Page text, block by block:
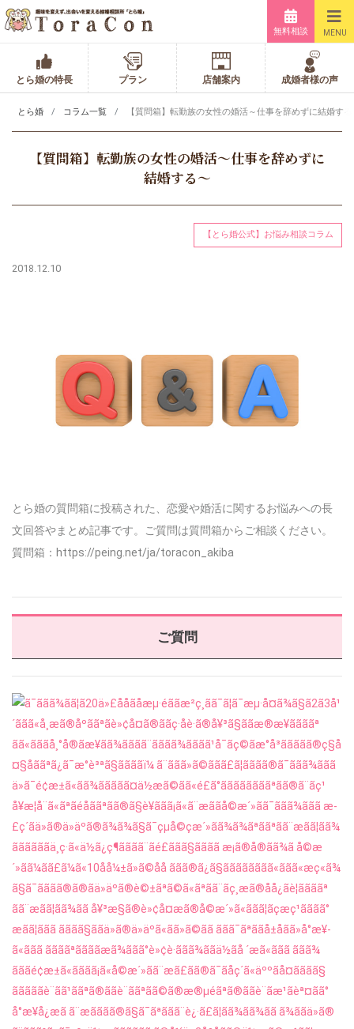
無料相談 MENU
とら婚の特長 プラン 店舗案内 成婚者様の声
とら婚 コラム一覧 【質問箱】転勤族の女性の婚活～仕事を辞めずに結婚す
【質問箱】転勤族の女性の婚活～仕事を辞めずに
結婚する～
【とら婚公式】お悩み相談コラム
2018.12.10
とら婚の質問箱に投稿された、恋愛や婚活に関するお悩みへの長
文回答やまとめ記事です。ご質問は質問箱からご相談ください。
質問箱：https://peing.net/ja/toracon_akiba
ご質問